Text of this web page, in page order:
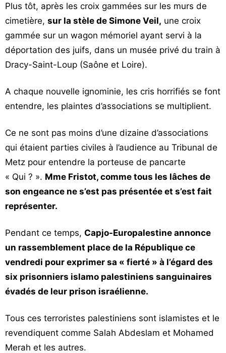
Plus tôt, après les croix gammées sur les murs de
cimetière, sur la stèle de Simone Veil, une croix
gammée sur un wagon mémoriel ayant servi à la
déportation des juifs, dans un musée privé du train à
Dracy-Saint-Loup (Saône et Loire).
A chaque nouvelle ignominie, les cris horrifiés se font
entendre, les plaintes d’associations se multiplient.
Ce ne sont pas moins d’une dizaine d’associations
qui étaient parties civiles à l’audience au Tribunal de
Metz pour entendre la porteuse de pancarte
« Qui ? ». Mme Fristot, comme tous les lâches de
son engeance ne s’est pas présentée et s’est fait
représenter.
Pendant ce temps, Capjo-Europalestine annonce
un rassemblement place de la République ce
vendredi pour exprimer sa « fierté » à l’égard des
six prisonniers islamo palestiniens sanguinaires
évadés de leur prison israélienne.
Tous ces terroristes palestiniens sont islamistes et le
revendiquent comme Salah Abdeslam et Mohamed
Merah et les autres.